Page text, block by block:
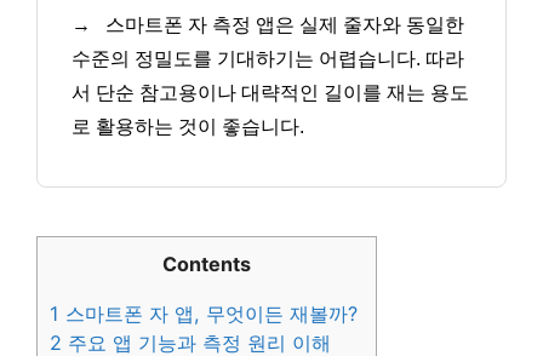
→
스마트폰 자 측정 앱은 실제 줄자와 동일한
수준의 정밀도를 기대하기는 어렵습니다. 따라
서 단순 참고용이나 대략적인 길이를 재는 용도
로 활용하는 것이 좋습니다.
Contents
1 스마트폰 자 앱, 무엇이든 재볼까?
2 주요 앱 기능과 측정 원리 이해